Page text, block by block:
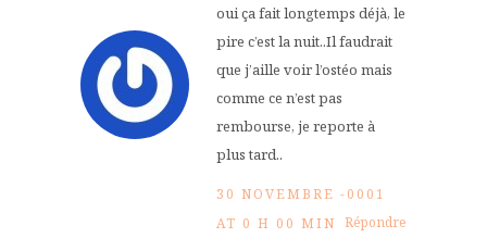
oui ça fait longtemps déjà, le
pire c’est la nuit..Il faudrait
que j’aille voir l’ostéo mais
comme ce n’est pas
rembourse, je reporte à
plus tard..
30 NOVEMBRE -0001
AT 0 H 00 MIN Répondre